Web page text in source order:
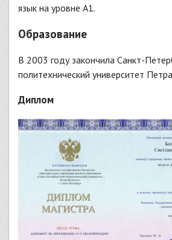
язык на уровне A1.
Образование
В 2003 году закончила Санкт-
политехнический университет
Диплом